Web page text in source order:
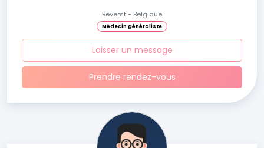
Beverst - Belgique
Médecin généraliste
Laisser un message
Prendre rendez-vous